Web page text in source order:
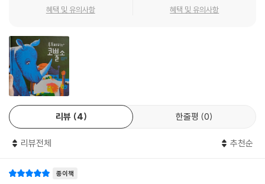
“코뿔소가 크든 작든 이 방에는 없어.
“아빠가 증명할 수 있어요?”
언어철학과 논리학에 몰두했던 20세기 철학자 루트비히 비트겐슈타인은
어느 날 스승 버트런드 러셀과 논쟁을 벌인다. 비트겐슈타인은 방에서 코
뿔소를 찾지 못했다고 해서 코뿔소가 없다는 증거로 충분하지 않으며, 그
러므로 눈에 보이지 않는다고 해서 ‘없다’고 단정할 수 없다고 주장한다. 두
철학자의 이 ‘코뿔소 논쟁’은 어떤 것이 없다는 것을 과연 ‘증명’할 수 있느
여 준다.(이 책 끝에 철학자란 무엇이며 코뿔소 논쟁이 무엇인지 알려주는
혜택 및 유의사항 혜택 및 유의사항
리뷰 4 한줄평 0
리뷰전체 추천순
종이책